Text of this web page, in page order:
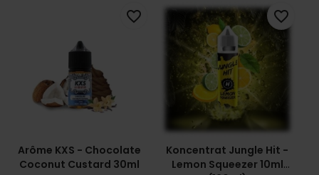
Arôme KXS - Chocolate
Coconut Custard 30ml
favorite_border
Koncentrat Jungle Hit -
Lemon Squeezer 10ml
favorite_border